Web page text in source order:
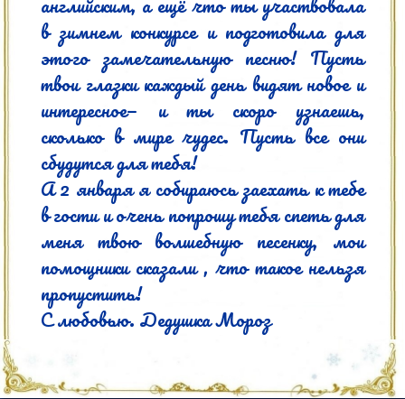
в зимнем конкурсе и подготовила для
этого замечательную песню! Пусть
твои глазки каждый день видят новое и
интересное— и ты скоро узнаешь,
сколько в мире чудес. Пусть все они
сбудутся для тебя!
А 2 января я собираюсь заехать к тебе
в гости и очень попрошу тебя спеть для
меня твою волшебную песенку, мои
помощники сказали , что такое нельзя
пропустить!
С любовью. Дедушка Мороз